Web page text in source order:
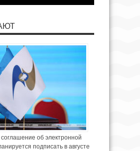
об электронной
подписать в августе